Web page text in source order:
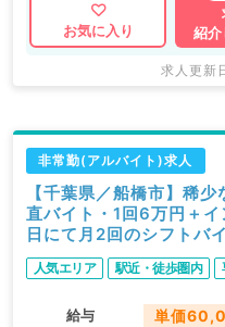
お気に入り
紹介
求人更新
非常勤(アルバイト)求人
【千葉県／船橋市】稀
直バイト・1回6万円＋
日にて月2回のシフトバ
勤）
人気エリア 駅近・徒歩圏内
給与 単価